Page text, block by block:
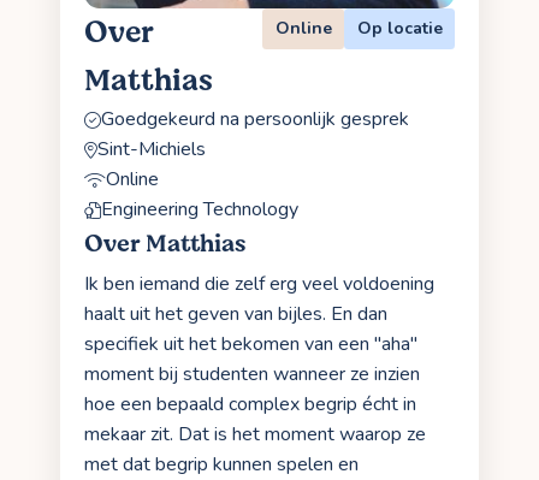
Over
Matthias
Online Op locatie
Goedgekeurd na persoonlijk gesprek
Sint-Michiels
Online
Engineering Technology
Over Matthias
Ik ben iemand die zelf erg veel voldoening
haalt uit het geven van bijles. En dan
specifiek uit het bekomen van een "aha"
moment bij studenten wanneer ze inzien
hoe een bepaald complex begrip écht in
mekaar zit. Dat is het moment waarop ze
met dat begrip kunnen spelen en